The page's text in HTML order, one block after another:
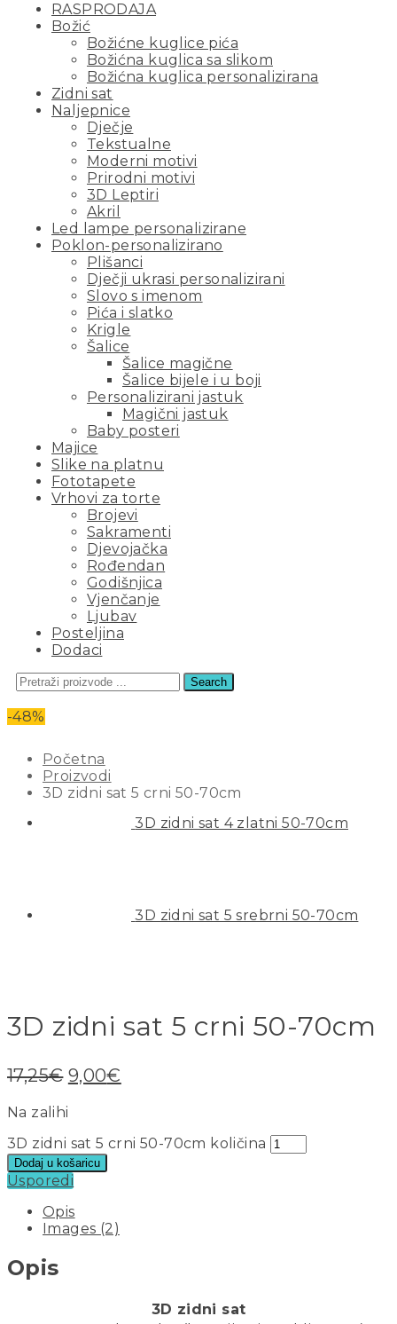
RASPRODAJA
Božić
Božićne kuglice pića
Božićna kuglica sa slikom
Božićna kuglica personalizirana
Zidni sat
Naljepnice
Dječje
Tekstualne
Moderni motivi
Prirodni motivi
3D Leptiri
Akril
Led lampe personalizirane
Poklon-personalizirano
Plišanci
Dječji ukrasi personalizirani
Slovo s imenom
Pića i slatko
Krigle
Šalice
Šalice magične
Šalice bijele i u boji
Personalizirani jastuk
Magični jastuk
Baby posteri
Majice
Slike na platnu
Fototapete
Vrhovi za torte
Brojevi
Sakramenti
Djevojačka
Rođendan
Godišnjica
Vjenčanje
Ljubav
Posteljina
Dodaci
Search
3D ZIDNI SAT 5 CRNI 50-70CM
Početna
Proizvodi
3D zidni sat 5 crni 50-70cm
-48%
3D zidni sat 4 zlatni 50-70cm
3D zidni sat 5 srebrni 50-70cm
3D zidni sat 5 crni 50-70cm
17,25€ 9,00€
Na zalihi
3D zidni sat 5 crni 50-70cm količina
Dodaj u košaricu
Usporedi
Opis
Images (2)
Opis
3D zidni sat